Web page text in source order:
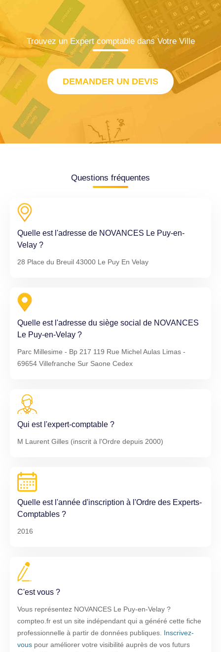
Trouvez un Expert comptable dans Votre Ville
DEMANDER UN DEVIS
Questions fréquentes
Quelle est l'adresse de NOVANCES Le Puy-en-
Velay ?
28 Place du Breuil 43000 Le Puy En Velay
Quelle est l'adresse du siège social de NOVANCES
Le Puy-en-Velay ?
Parc Millesime - Bp 217 119 Rue Michel Aulas Limas -
69654 Villefranche Sur Saone Cedex
Qui est l'expert-comptable ?
M Laurent Gilles (inscrit à l'Ordre depuis 2000)
Quelle est l'année d'inscription à l'Ordre des Experts-
Comptables ?
2016
C'est vous ?
Vous représentez NOVANCES Le Puy-en-Velay ?
compteo.fr est un site indépendant qui a généré cette fiche
professionnelle à partir de données publiques. Inscrivez-
vous pour améliorer votre visibilité auprès de vos futurs